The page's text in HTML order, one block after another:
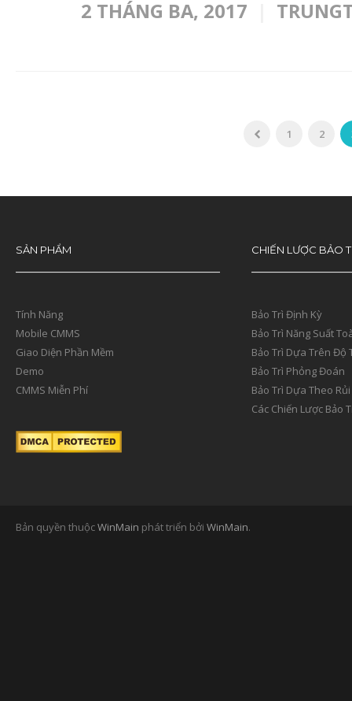
2 THÁNG BA, 2017
1 2
SẢN PHẨM
Tính Năng
Mobile CMMS
Giao Diện Phần Mềm
Demo
CMMS Miễn Phí
CHIẾN LƯỢC BẢO
Bảo Trì Định Kỳ
Bảo Trì Năng Suất
Bảo Trì Dựa Trên Độ
Bảo Trì Phỏng Đoán
Bảo Trì Dựa Theo
Các Chiến Lược Bảo
Bản quyền thuộcWinMain phát triển bởi WinMain.